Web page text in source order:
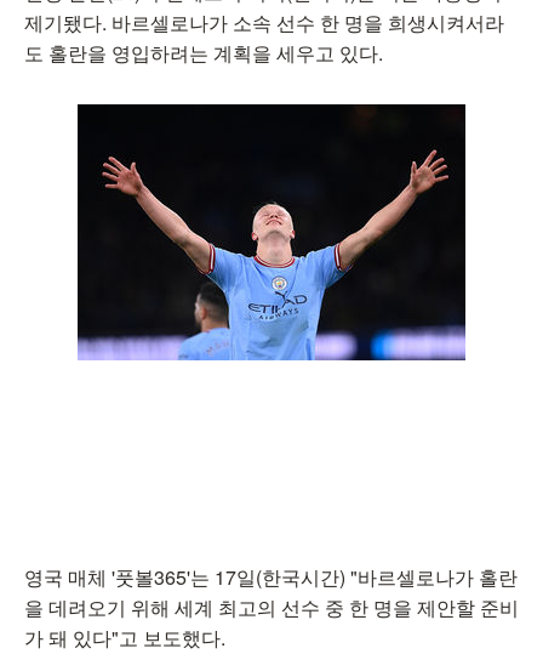
제기됐다. 바르셀로나가 소속 선수 한 명을 희생시켜서라
도 홀란을 영입하려는 계획을 세우고 있다.
영국 매체 '풋볼365'는 17일(한국시간) "바르셀로나가 홀란
을 데려오기 위해 세계 최고의 선수 중 한 명을 제안할 준비
가 돼 있다"고 보도했다.